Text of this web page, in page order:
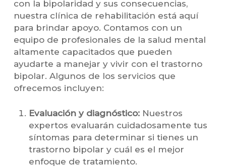
con la bipolaridad y sus consecuencias,
nuestra clínica de rehabilitación está aquí
para brindar apoyo. Contamos con un
equipo de profesionales de la salud mental
altamente capacitados que pueden
ayudarte a manejar y vivir con el trastorno
bipolar. Algunos de los servicios que
ofrecemos incluyen:
Evaluación y diagnóstico:Nuestros
expertos evaluarán cuidadosamente tus
síntomas para determinar si tienes un
trastorno bipolar y cuál es el mejor
enfoque de tratamiento.